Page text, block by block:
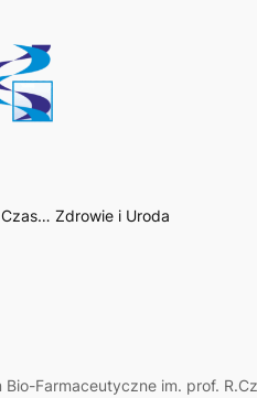
Zdrowie i Uroda
Bio-Farmaceutyczne im. prof.